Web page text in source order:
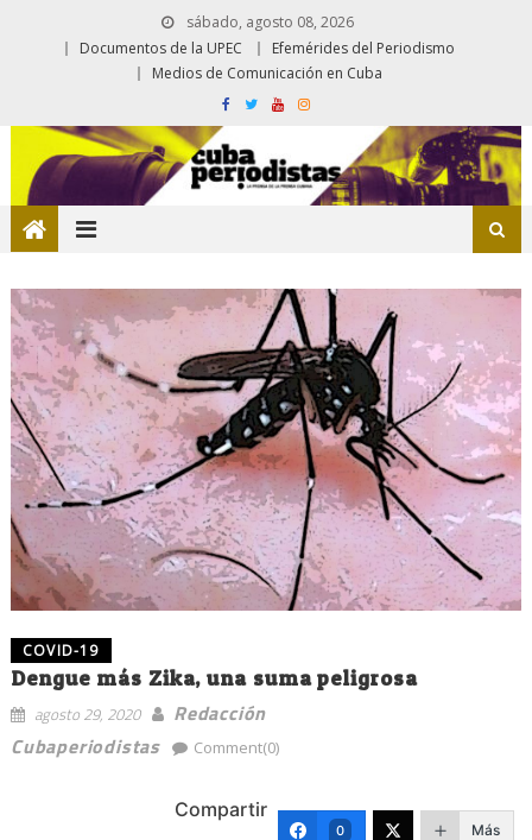
sábado, agosto 08, 2026
Documentos de la UPEC
Efemérides del Periodismo
Medios de Comunicación en Cuba
COVID-19
Dengue más Zika, una suma peligrosa
agosto 29, 2020
Redacción
Cubaperiodistas
Comment(0)
Compartir
0 Más